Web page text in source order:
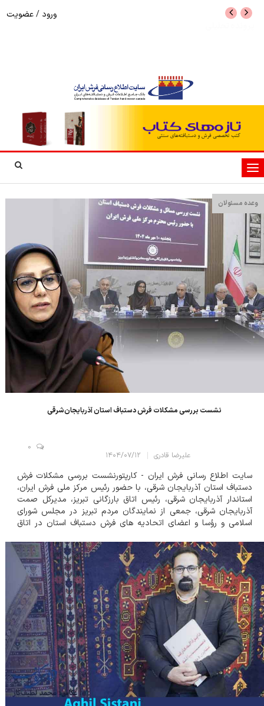
ورود /عضویت
تغییر
وضعیت
ناوبری
وعده مسئولان
نشست بررسی مشکلات فرش دستباف استان آذربایجان‌شرقی
علیرضا قادری ۱۴۰۴/۰۷/۱۲
0
سایت اطلاع رسانی فرش ایران - کارپتور ​نشست بررسی مشکلات فرش
دستباف استان آذربایجان شرقی، با حضور رئیس مرکز ملی فرش ایران،
استاندار آذربایجان شرقی، رئیس اتاق بارزگانی تبریز، مدیرکل صمت
آذربایجان شرقی، جمعی از نمایندگان مردم تبریز در مجلس شورای
اسلامی و رؤسا و اعضای اتحادیه های فرش دستباف استان در اتاق
در نشست...